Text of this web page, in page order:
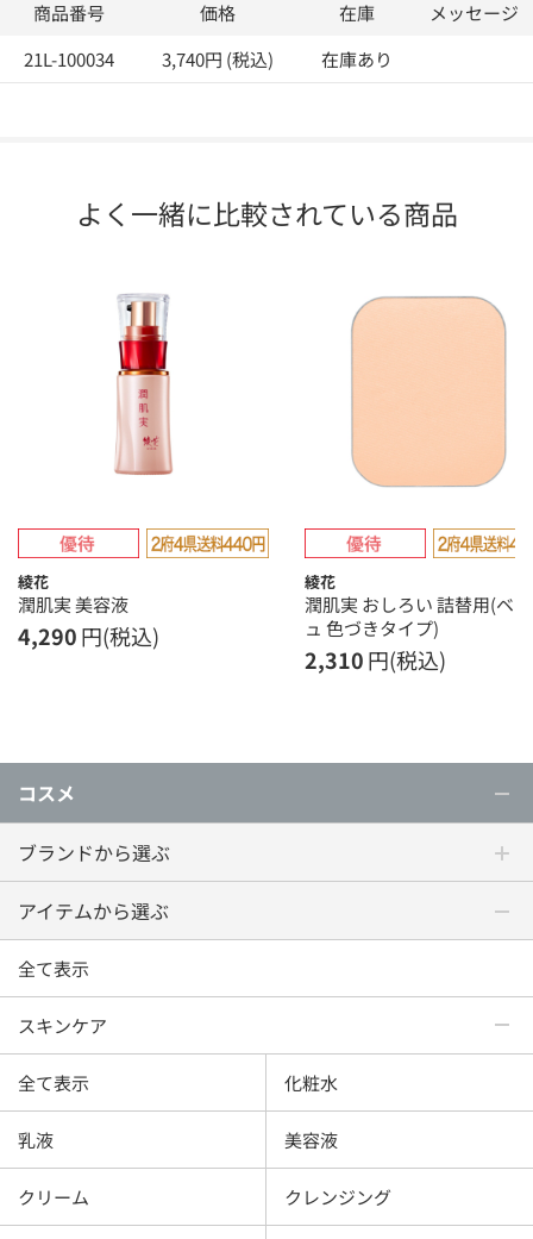
商品番号 価格 在庫
メッセージ
21L-100034
3,740円 (税込) 在庫あり
よく一緒に比較されている商品
綾花
潤肌実 美容液
4,290円(税込)
綾花
潤肌実 おしろい 詰替用(ベ
ュ 色づきタイプ)
2,310円(税込)
コスメ
ブランドから選ぶ
アイテムから選ぶ
全て表示
スキンケア
全て表示 化粧水
乳液 美容液
クリーム クレンジング